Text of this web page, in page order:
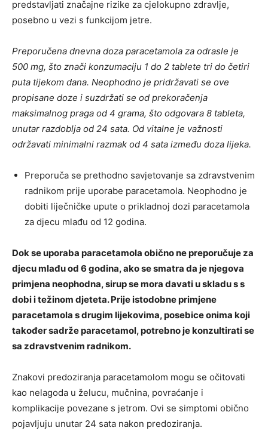
predstavljati značajne rizike za cjelokupno zdravlje,
posebno u vezi s funkcijom jetre.
Preporučena dnevna doza paracetamola za odrasle je
500 mg, što znači konzumaciju 1 do 2 tablete tri do četiri
puta tijekom dana. Neophodno je pridržavati se ove
propisane doze i suzdržati se od prekoračenja
maksimalnog praga od 4 grama, što odgovara 8 tableta,
unutar razdoblja od 24 sata. Od vitalne je važnosti
održavati minimalni razmak od 4 sata između doza lijeka.
Preporuča se prethodno savjetovanje sa zdravstvenim
radnikom prije uporabe paracetamola. Neophodno je
dobiti liječničke upute o prikladnoj dozi paracetamola
za djecu mlađu od 12 godina.
Dok se uporaba paracetamola obično ne preporučuje za
djecu mlađu od 6 godina, ako se smatra da je njegova
primjena neophodna, sirup se mora davati u skladu s s
dobi i težinom djeteta. Prije istodobne primjene
paracetamola s drugim lijekovima, posebice onima koji
također sadrže paracetamol, potrebno je konzultirati se
sa zdravstvenim radnikom.
Znakovi predoziranja paracetamolom mogu se očitovati
kao nelagoda u želucu, mučnina, povraćanje i
komplikacije povezane s jetrom. Ovi se simptomi obično
pojavljuju unutar 24 sata nakon predoziranja.